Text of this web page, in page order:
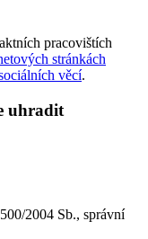
pracovištích
stránkách
věcí.
uhradit
2004 Sb., správní